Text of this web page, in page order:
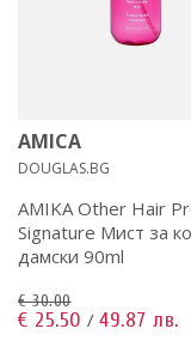
AMICA
DOUGLAS.BG
AMIKA Other Hair
Signature Мист за
дамски 90ml
€ 30.00
€ 25.50 / 49.87 лв.